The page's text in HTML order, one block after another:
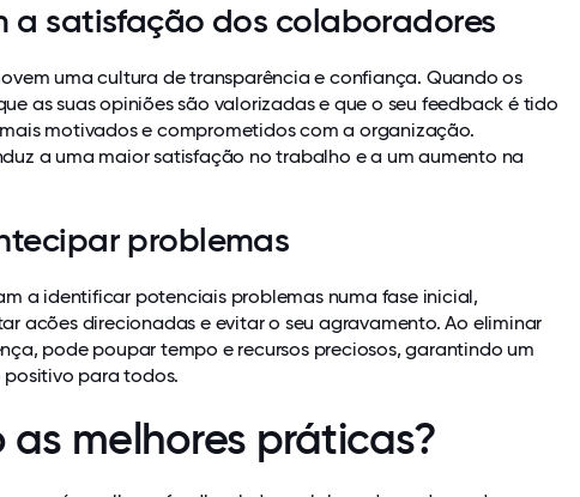
a satisfação dos colaboradores
uma cultura de transparência e confiança. Quando os
as suas opiniões são valorizadas e que o seu feedback é tido
motivados e comprometidos com a organização.
a uma maior satisfação no trabalho e a um aumento na
problemas
a identificar potenciais problemas numa fase inicial,
acões direcionadas e evitar o seu agravamento. Ao eliminar
pode poupar tempo e recursos preciosos, garantindo um
para todos.
as melhores práticas?